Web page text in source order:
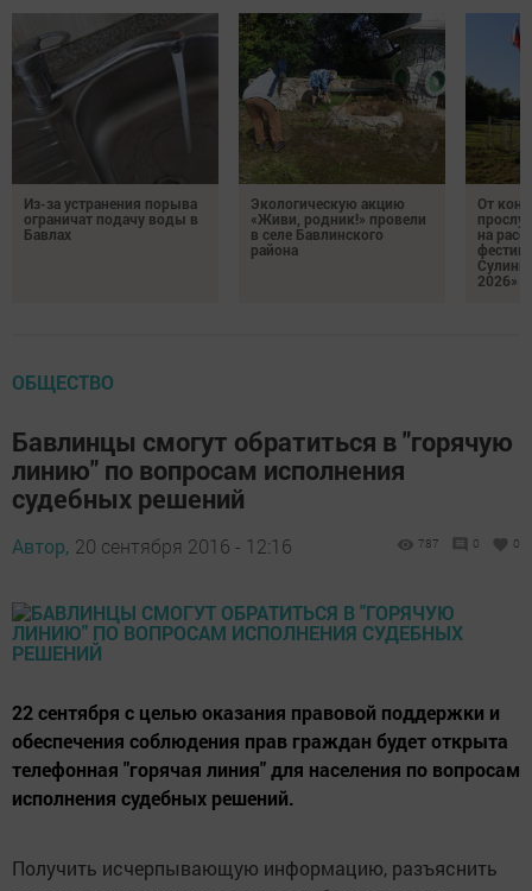
Из-за устранения порыва
ограничат подачу воды в
Бавлах
Экологическую акцию
«Живи, родник!» провели
в селе Бавлинского
района
От
на
2026»
ОБЩЕСТВО
Бавлинцы смогут обратиться в "горячую
линию" по вопросам исполнения
судебных решений
Автор, 20 сентября 2016 - 12:16 787 0 0
22 сентября с целью оказания правовой поддержки и
обеспечения соблюдения прав граждан будет открыта
телефонная "горячая линия" для населения по вопросам
исполнения судебных решений.
Получить исчерпывающую информацию, разъяснить